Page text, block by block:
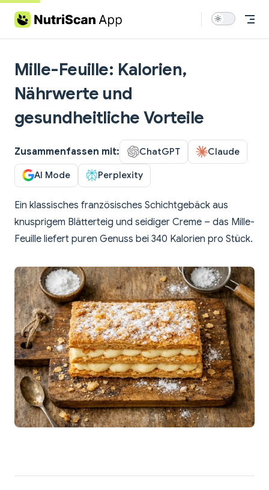
Skip to content
Mille-Feuille: Kalorien,
Nährwerte und
gesundheitliche Vorteile
Zusammenfassen mit: ChatGPT Claude
AI Mode Perplexity
Ein klassisches französisches Schichtgebäck aus
knusprigem Blätterteig und seidiger Creme – das Mille-
Feuille liefert puren Genuss bei 340 Kalorien pro Stück.